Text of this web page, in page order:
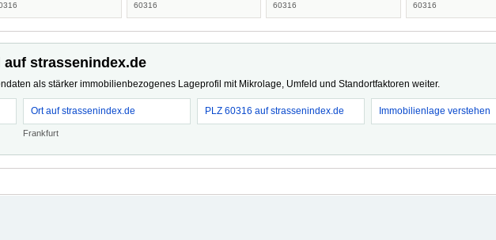
60316 60316 60316
strassenindex.de
als stärker immobilienbezogenes Lageprofil mit Mikrolage, Umfeld und Standortfaktoren weiter.
Ort auf strassenindex.de
Frankfurt
PLZ 60316 auf strassenindex.de Immobilienlage verstehen